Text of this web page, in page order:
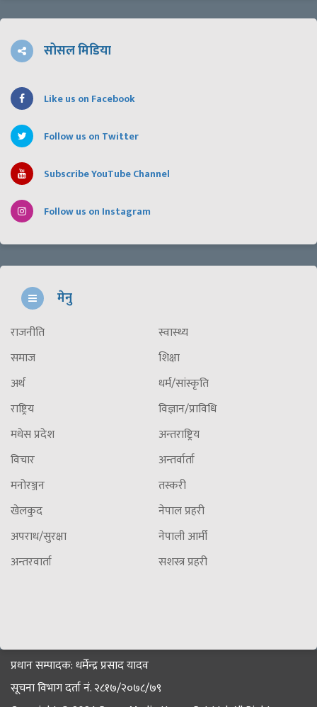
सोसल मिडिया
Like us on Facebook
Follow us on Twitter
Subscribe YouTube Channel
Follow us on Instagram
मेनु
राजनीति
समाज
अर्थ
राष्ट्रिय
मधेस प्रदेश
विचार
मनोरञ्जन
खेलकुद
अपराध/सुरक्षा
अन्तरवार्ता
स्वास्थ्य
शिक्षा
धर्म/सांस्कृति
विज्ञान/प्राविधि
अन्तराष्ट्रिय
अन्तर्वार्ता
तस्करी
नेपाल प्रहरी
नेपाली आर्मी
सशस्त्र प्रहरी
प्रधान सम्पादक: धर्मेन्द्र प्रसाद यादव
सूचना विभाग दर्ता नं. २८१७/२०७८/७९